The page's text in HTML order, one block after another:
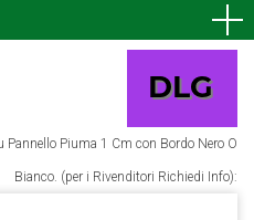
Piuma 1 Cm con Bordo Nero O
Bianco. (per i Rivenditori Richiedi Info):